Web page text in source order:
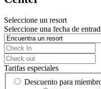
Seleccione un resort
Seleccione una fecha de
Tarifas especiales
Descuento para